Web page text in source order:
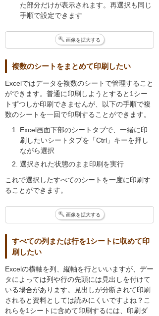
た部分だけが表示されます。再選択も同じ
手順で設定できます
画像を拡大する
複数のシートをまとめて印刷したい
Excelではデータを複数のシートで管理すること
ができます。普通に印刷しようとすると1シー
トずつしか印刷できませんが、以下の手順で複
数のシートを一回で印刷することができます。
Excel画面下部のシートタブで、一緒に印
刷したいシートタブを「Ctrl」キーを押し
ながら選択
選択された状態のまま印刷を実行
これで選択したすべてのシートを一度に印刷す
ることができます。
画像を拡大する
すべての列または行を1シートに収めて印
刷したい
Excelの横軸を列、縦軸を行といいますが、デー
タによっては列や行の先頭には見出しを付けて
いる場合があります。見出しが分断されて印刷
されると資料としては読みにくいですよね？こ
れらを1シートに含めて印刷するには、印刷ダ